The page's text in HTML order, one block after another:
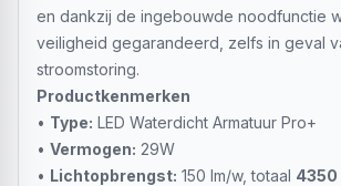
en dankzij de ingebouwde noodfunctie
veiligheid gegarandeerd, zelfs in geval
stroomstoring.
Productkenmerken
• Type: LED Waterdicht Armatuur Pro+
• Vermogen: 29W
• Lichtopbrengst: 150 lm/w, totaal 4350